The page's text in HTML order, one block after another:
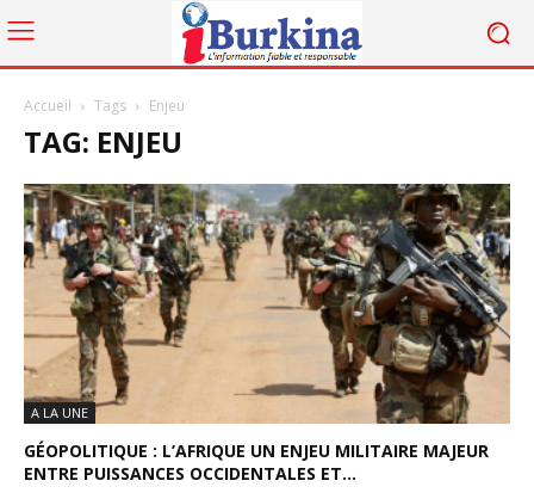
Accueil Tags Enjeu
TAG: ENJEU
A LA UNE
GÉOPOLITIQUE : L’AFRIQUE UN ENJEU MILITAIRE MAJEUR
ENTRE PUISSANCES OCCIDENTALES ET...